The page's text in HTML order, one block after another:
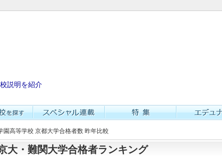
説明を紹介
園高等学校 京都大学合格者数 昨年比較
大・難関大学合格者ランキング